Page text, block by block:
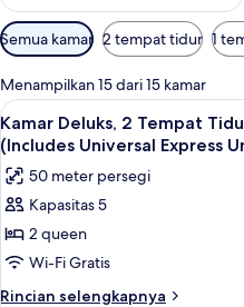
Filter
tersedia
untuk
kamar
Semua kamar 2 tempat tidur 1
Menampilkan 15 dari 15 kamar
Lihat
semua
foto
untuk
Kamar
Deluks,
2
Tempat
4
Kamar Deluks, 2 Tempat
(Includes Universal Express
50 meter persegi
Kapasitas 5
2 queen
Wi-Fi Gratis
Rincian selengkapnya
Rincian